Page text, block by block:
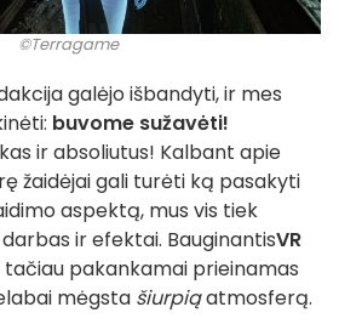
©Terragame
galėjo išbandyti, ir mes
buvome sužavėti!
ir absoliutus! Kalbant apie
žaidėjai gali turėti ką pasakyti
aspektą, mus vis tiek
ir efektai. BauginantisVR
tačiau pakankamai prieinamas
mėgsta šiurpiąatmosferą.